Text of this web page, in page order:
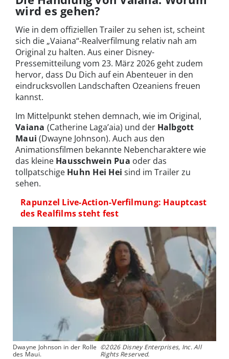
wird es gehen?
Wie in dem offiziellen Trailer zu sehen ist, scheint
sich die „Vaiana“-Realverfilmung relativ nah am
Original zu halten. Aus einer Disney-
Pressemitteilung vom 23. März 2026 geht zudem
hervor, dass Du Dich auf ein Abenteuer in den
eindrucksvollen Landschaften Ozeaniens freuen
kannst.
Im Mittelpunkt stehen demnach, wie im Original,
Vaiana (Catherine Laga’aia) und der Halbgott
Maui (Dwayne Johnson). Auch aus den
Animationsfilmen bekannte Nebencharaktere wie
das kleine Hausschwein Pua oder das
tollpatschige Huhn Hei Hei sind im Trailer zu
sehen.
Rapunzel Live-Action-Verfilmung: Hauptcast
des Realfilms steht fest
Dwayne Johnson in der Rolle
des Maui.
©2026 Disney Enterprises, Inc. All
Rights Reserved.